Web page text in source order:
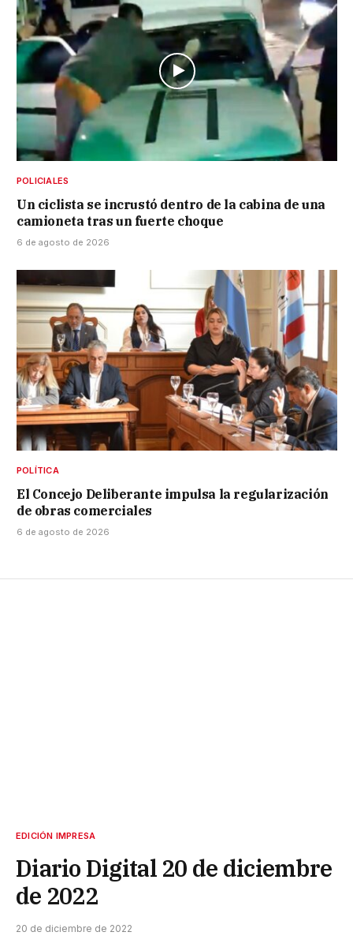
POLICIALES
Un ciclista se incrustó dentro de la cabina de una
camioneta tras un fuerte choque
6 de agosto de 2026
POLÍTICA
El Concejo Deliberante impulsa la regularización
de obras comerciales
6 de agosto de 2026
EDICIÓN IMPRESA
Diario Digital 20 de diciembre
de 2022
20 de diciembre de 2022